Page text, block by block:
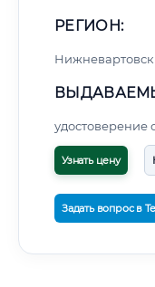
РЕГИОН:
Нижневартовск
Узнать цену
Задать вопрос в